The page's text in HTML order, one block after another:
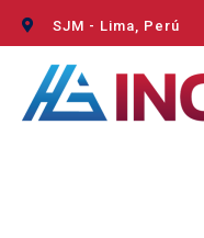
SJM - Lima, Perú